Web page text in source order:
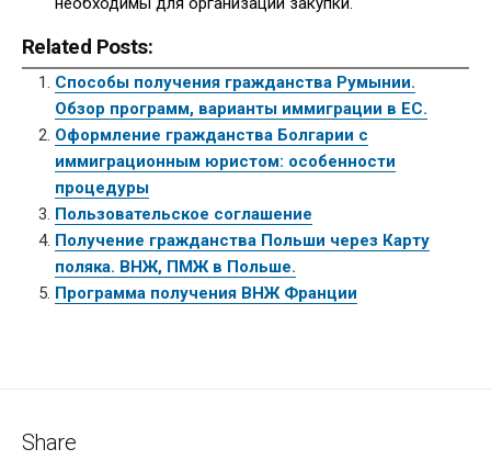
Related Posts:
Способы получения гражданства Румынии.
Обзор программ, варианты иммиграции в ЕС.
Оформление гражданства Болгарии с
иммиграционным юристом: особенности
процедуры
Пользовательское соглашение
Получение гражданства Польши через Карту
поляка. ВНЖ, ПМЖ в Польше.
Программа получения ВНЖ Франции
Share